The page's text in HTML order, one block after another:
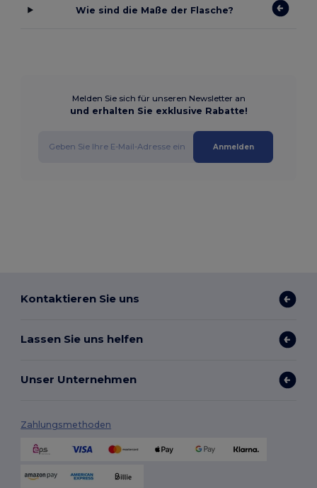
Wie sind die Maße der Flasche?
Melden Sie sich für unseren Newsletter an
und erhalten Sie exklusive Rabatte!
Anmelden
Kontaktieren Sie uns
Lassen Sie uns helfen
Unser Unternehmen
Zahlungsmethoden